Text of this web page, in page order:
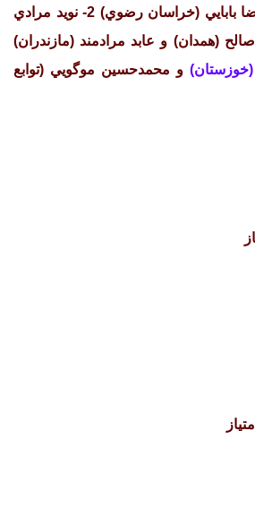
100 كيلوگرم: 1- عليرضا بابايي (خراسان رضوي) 2- نويد مرادي
و محمدحسين موگويي (توابع